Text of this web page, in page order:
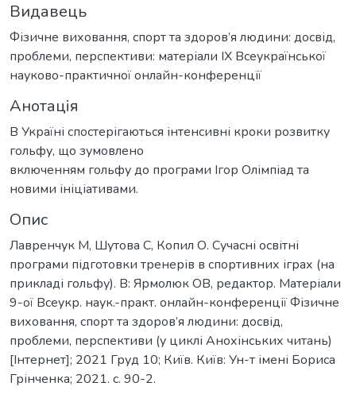
Видавець
Фізичне виховання, спорт та здоров’я людини: досвід,
проблеми, перспективи: матеріали ІХ Всеукраїнської
науково-практичної онлайн-конференції
Анотація
В Україні спостерігаються інтенсивні кроки розвитку
гольфу, що зумовлено
включенням гольфу до програми Ігор Олімпіад та
новими ініціативами.
Опис
Лавренчук М, Шутова С, Копил О. Сучасні освітні
програми підготовки тренерів в спортивних іграх (на
прикладі гольфу). В: Ярмолюк ОВ, редактор. Матеріали
9-ої Всеукр. наук.-практ. онлайн-конференції Фізичне
виховання, спорт та здоров’я людини: досвід,
проблеми, перспективи (у циклі Анохінських читань)
[Інтернет]; 2021 Груд 10; Київ. Київ: Ун-т імені Бориса
Грінченка; 2021. с. 90-2.